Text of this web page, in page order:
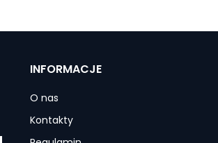
INFORMACJE
O nas
Kontakty